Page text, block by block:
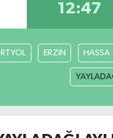
12:47
ERZİN HASSA